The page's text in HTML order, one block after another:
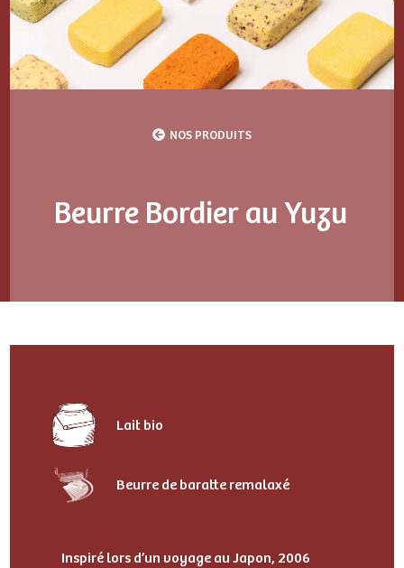
NOS PRODUITS
Beurre Bordier au Yuzu
Lait bio
Beurre de baratte remalaxé
Inspiré lors d’un voyage au Japon, 2006